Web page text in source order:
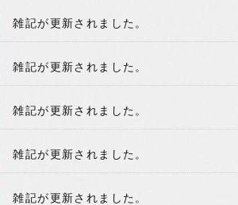
雑記が更新されました。
雑記が更新されました。
雑記が更新されました。
雑記が更新されました。
雑記が更新されました。